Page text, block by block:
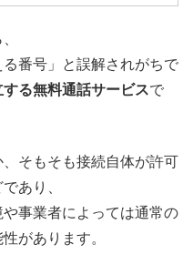
る番号」と誤解されがちで
する無料通話サービスで
そもそも接続自体が許可
あり、
事業者によっては通常の
があります。